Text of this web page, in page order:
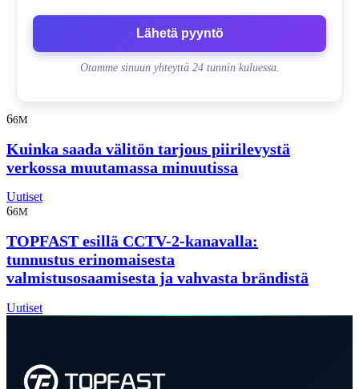
Lähetä pyyntö
Otamme sinuun yhteyttä 24 tunnin kuluessa.
66M
Kuinka saada välitön tarjous piirilevystä
verkossa muutamassa minuutissa
Uutiset
66M
TOPFAST esillä CCTV-2-kanavalla:
tunnustus erinomaisesta
valmistusosaamisesta ja vahvasta brändistä
Uutiset